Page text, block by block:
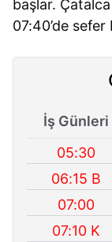
başlar.
07:40’de sefer
İş Günleri
05:30
06:15 B
07:00
07:10 K